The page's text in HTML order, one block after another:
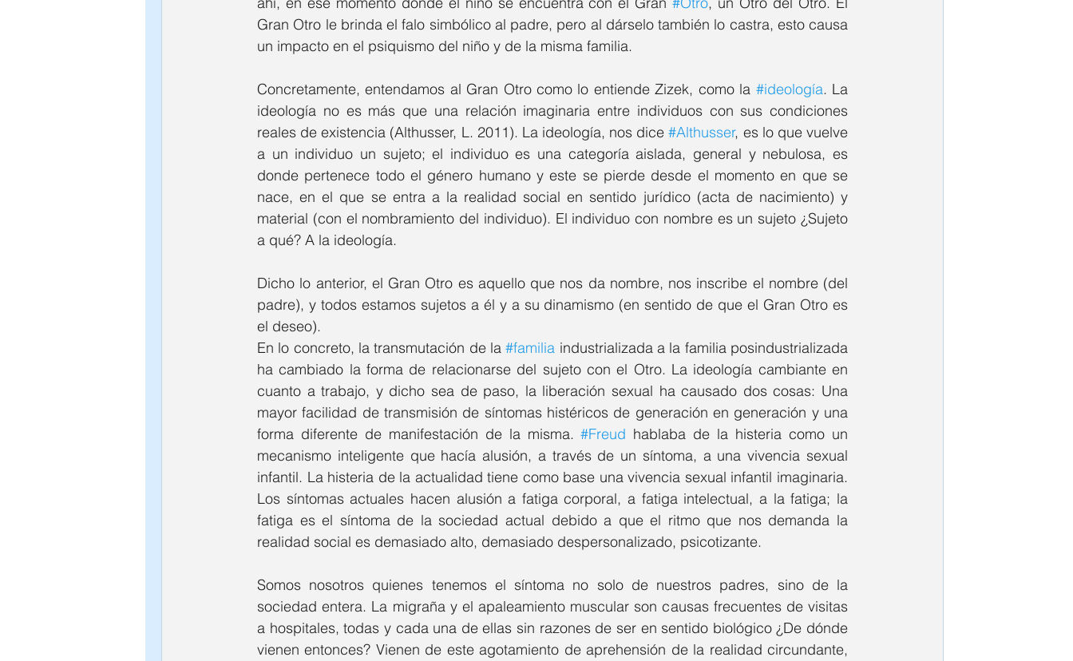
Gran Otro le brinda el falo simbólico al padre, pero al dárselo también lo castra, esto causa
un impacto en el psiquismo del niño y de la misma familia.
Concretamente, entendamos al Gran Otro como lo entiende Zizek, como la #ideología. La
ideología no es más que una relación imaginaria entre individuos con sus condiciones
reales de existencia (Althusser, L. 2011). La ideología, nos dice #Althusser, es lo que vuelve
a un individuo un sujeto; el individuo es una categoría aislada, general y nebulosa, es
donde pertenece todo el género humano y este se pierde desde el momento en que se
nace, en el que se entra a la realidad social en sentido jurídico (acta de nacimiento) y
material (con el nombramiento del individuo). El individuo con nombre es un sujeto ¿Sujeto
a qué? A la ideología.
Dicho lo anterior, el Gran Otro es aquello que nos da nombre, nos inscribe el nombre (del
padre), y todos estamos sujetos a él y a su dinamismo (en sentido de que el Gran Otro es
el deseo).
En lo concreto, la transmutación de la #familia industrializada a la familia posindustrializada
ha cambiado la forma de relacionarse del sujeto con el Otro. La ideología cambiante en
cuanto a trabajo, y dicho sea de paso, la liberación sexual ha causado dos cosas: Una
mayor facilidad de transmisión de síntomas histéricos de generación en generación y una
forma diferente de manifestación de la misma. #Freud hablaba de la histeria como un
mecanismo inteligente que hacía alusión, a través de un síntoma, a una vivencia sexual
infantil. La histeria de la actualidad tiene como base una vivencia sexual infantil imaginaria.
Los síntomas actuales hacen alusión a fatiga corporal, a fatiga intelectual, a la fatiga; la
fatiga es el síntoma de la sociedad actual debido a que el ritmo que nos demanda la
realidad social es demasiado alto, demasiado despersonalizado, psicotizante.
Somos nosotros quienes tenemos el síntoma no solo de nuestros padres, sino de la
sociedad entera. La migraña y el apaleamiento muscular son causas frecuentes de visitas
a hospitales, todas y cada una de ellas sin razones de ser en sentido biológico ¿De dónde
vienen entonces? Vienen de este agotamiento de aprehensión de la realidad circundante,